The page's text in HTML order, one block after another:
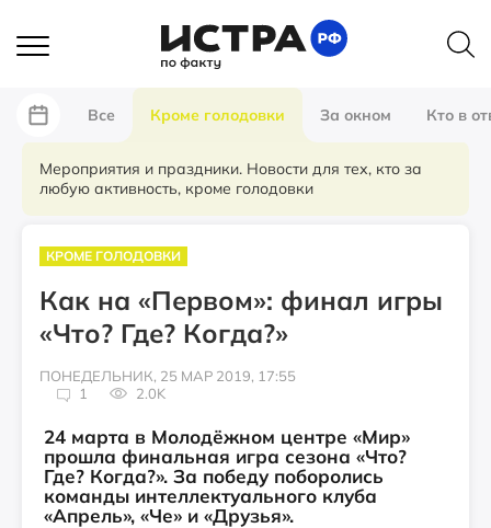
Все Кроме голодовки За окном Кто в
Мероприятия и праздники. Новости для тех, кто за
любую активность, кроме голодовки
КРОМЕ ГОЛОДОВКИ
Как на «Первом»: финал игры
«Что? Где? Когда?»
ПОНЕДЕЛЬНИК, 25 МАР 2019, 17:55
1
2.0K
24 марта в Молодёжном центре «Мир»
прошла финальная игра сезона «Что?
Где? Когда?». За победу поборолись
команды интеллектуального клуба
«Апрель», «Че» и «Друзья».